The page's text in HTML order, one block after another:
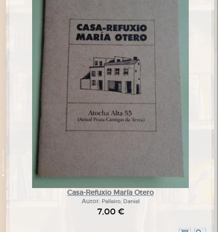
Casa-Refuxio María Otero
Autor: Palleiro, Daniel
7,00 €